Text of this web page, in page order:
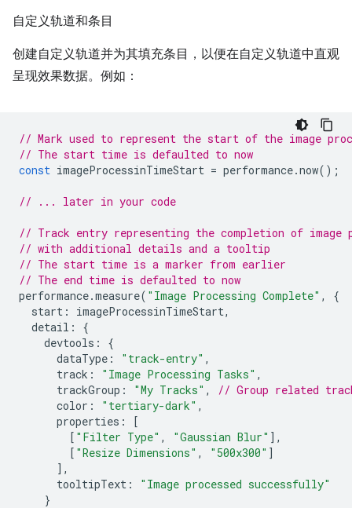
自定义轨道和条目
创建自定义轨道并为其填充条目，以便在自定义轨道中直观
呈现效果数据。例如：
// Mark used to represent the start of the image
// The start time is defaulted to now
const imageProcessinTimeStart = performance.now();
// ... later in your code
// Track entry representing the completion of image
// with additional details and a tooltip
// The start time is a marker from earlier
// The end time is defaulted to now
performance.measure( "Image Processing Complete" ,
{
start : imageProcessinTimeStart,
detail :
{
devtools :
{
dataType : "track-entry" ,
track : "Image Processing Tasks" ,
trackGroup : "My Tracks" ,
// Group related
color : "tertiary-dark" ,
properties :
[
[ "Filter Type" , "Gaussian Blur" ],
[ "Resize Dimensions" , "500x300" ]
],
tooltipText :
"Image processed successfully"
}